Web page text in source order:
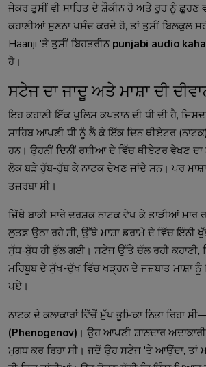
ਜੇਕਰ ਤੁਸੀਂ ਵੀ ਸਾਹਿਤ ਦੇ ਸ਼ੌਕੀਨ ਹੋ ਅਤੇ ਰੂਹ ਨੂੰ ਛੂਹਣ
ਕਹਾਣੀਆਂ ਸੁਣਨਾ ਪਸੰਦ ਕਰਦੇ ਹੋ, ਤਾਂ ਤੁਸੀਂ ਬਿਲਕੁਲ
Haanji 'ਤੇ ਤੁਸੀਂ ਬਿਹਤਰੀਨ punjabi audio
ਹੋ।
ਸਟੇਜ ਦਾ ਜਾਦੂ ਅਤੇ ਮਾਸ਼ਾ ਦੀ
ਇਹ ਕਹਾਣੀ ਇੱਕ ਪੁਲਿਸ ਕਪਤਾਨ ਦੀ ਧੀ ਦੀ ਹੈ,
ਸਾਹਿਬ ਆਪਣੀ ਧੀ ਨੂੰ ਲੈ ਕੇ ਇੱਕ ਦਿਨ ਥੀਏਟਰ
ਹਨ। ਉਹਨੀਂ ਦਿਨੀਂ ਰਸ਼ੀਆ ਦੇ ਵਿੱਚ ਥੀਏਟਰ ਵੇਖਣ
ਲੋਕ ਬੜੇ ਹੁੱਬ-ਹੁੱਬ ਕੇ ਨਾਟਕ ਦੇਖਣ ਜਾਂਦੇ ਸਨ। ਪਰ
ਤਜ਼ਰਬਾ ਸੀ।
ਜਿੱਥੇ ਬਾਕੀ ਸਾਰੇ ਦਰਸ਼ਕ ਨਾਟਕ ਵੇਖ ਕੇ ਤਾੜੀਆਂ ਮਾਰ
ਲੁਤਫ਼ ਉਠਾ ਰਹੇ ਸੀ, ਉੱਥੇ ਮਾਸ਼ਾ ਡਰਾਮੇ ਦੇ ਵਿੱਚ
ਸੁੱਧ-ਬੁੱਧ ਹੀ ਭੁੱਲ ਗਈ। ਸਟੇਜ ਉੱਤੇ ਚੱਲ ਰਹੀ ਕਹਾਣੀ,
ਮਹਿਬੂਬ ਦੇ ਸੁੱਖ-ਦੁੱਖ ਵਿੱਚ ਖੜ੍ਹਨ ਦੇ ਜਜ਼ਬਾਤ ਮਾਸ਼ਾ
ਪਏ।
ਨਾਟਕ ਦੇ ਕਲਾਕਾਰਾਂ ਵਿੱਚੋਂ ਮੁੱਖ ਭੂਮਿਕਾ ਨਿਭਾ ਰਿਹਾ
(Phenogenov) । ਉਹ ਆਪਣੀ ਸ਼ਾਨਦਾਰ
ਮੁਗਧ ਕਰ ਰਿਹਾ ਸੀ। ਜਦੋਂ ਉਹ ਸਟੇਜ 'ਤੇ ਆਉਂਦਾ, ਤਾਂ